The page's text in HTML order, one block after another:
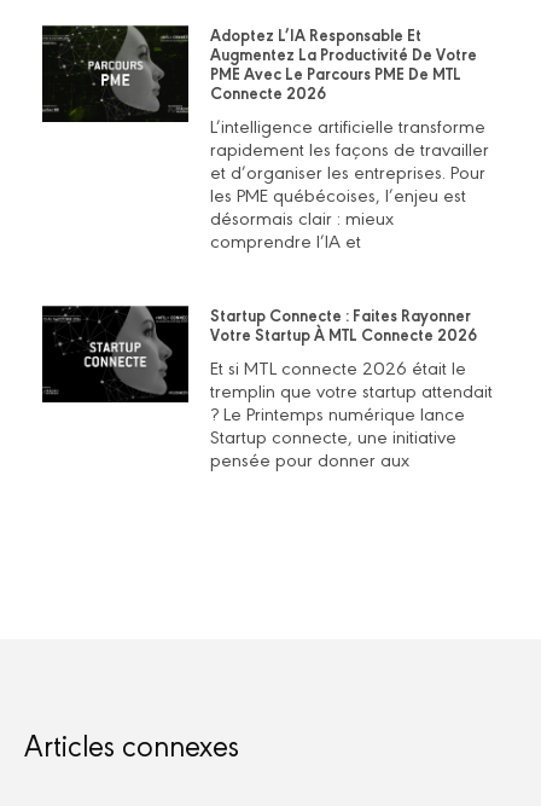
Adoptez L’IA Responsable Et
Augmentez La Productivité De Votre
PME Avec Le Parcours PME De MTL
Connecte 2026
L’intelligence artificielle transforme
rapidement les façons de travailler
et d’organiser les entreprises. Pour
les PME québécoises, l’enjeu est
désormais clair : mieux
comprendre l’IA et
Startup Connecte : Faites Rayonner
Votre Startup À MTL Connecte 2026
Et si MTL connecte 2026 était le
tremplin que votre startup attendait
? Le Printemps numérique lance
Startup connecte, une initiative
pensée pour donner aux
Articles connexes